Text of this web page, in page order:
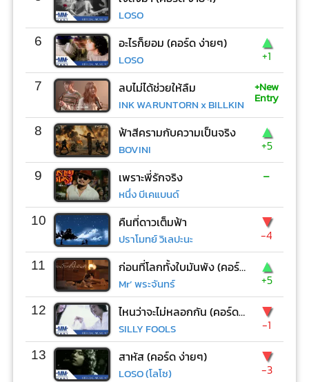
LOSO
6 อะไรก็ยอม (คอร์ด ง่ายๆ)
LOSO
▲
+1
7 ลบไม่ได้ช่วยให้ลืม
INK WARUNTORN x BILLKIN
+New
Entry
8 ฟ้าสีครามกับความเป็นจริง
BOVINI
▲
+5
9 เพราะพี่รักจริง
หนึ่ง บีเคแบนด์
-
10 คืนที่ดาวเต็มฟ้า
ปราโมทย์ วิเลปะนะ
▼
-4
11 ก่อนที่โลกทั้งใบมันพัง (คอร์ด ง่ายๆ)
Mr’ พระจันทร์
▲
+5
12 ไหนว่าจะไม่หลอกกัน (คอร์ด ง่ายๆ)
SILLY FOOLS
▼
-1
13 สาหัส (คอร์ด ง่ายๆ)
LOSO (โลโซ)
▼
-3